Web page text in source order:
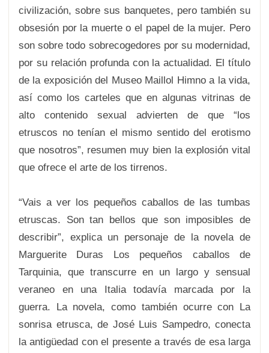
civilización, sobre sus banquetes, pero también su
obsesión por la muerte o el papel de la mujer. Pero
son sobre todo sobrecogedores por su modernidad,
por su relación profunda con la actualidad. El título
de la exposición del Museo Maillol Himno a la vida,
así como los carteles que en algunas vitrinas de
alto contenido sexual advierten de que “los
etruscos no tenían el mismo sentido del erotismo
que nosotros”, resumen muy bien la explosión vital
que ofrece el arte de los tirrenos.
“Vais a ver los pequeños caballos de las tumbas
etruscas. Son tan bellos que son imposibles de
describir”, explica un personaje de la novela de
Marguerite Duras Los pequeños caballos de
Tarquinia, que transcurre en un largo y sensual
veraneo en una Italia todavía marcada por la
guerra. La novela, como también ocurre con La
sonrisa etrusca, de José Luis Sampedro, conecta
la antigüedad con el presente a través de esa larga